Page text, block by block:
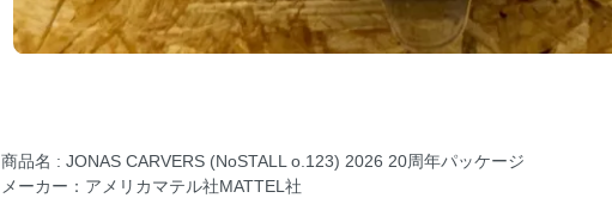
商品名 : JONAS CARVERS (NoSTALL o.123) 2026 20周年パッケージ
メーカー：アメリカマテル社MATTEL社